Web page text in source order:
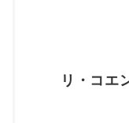
リ・コエ